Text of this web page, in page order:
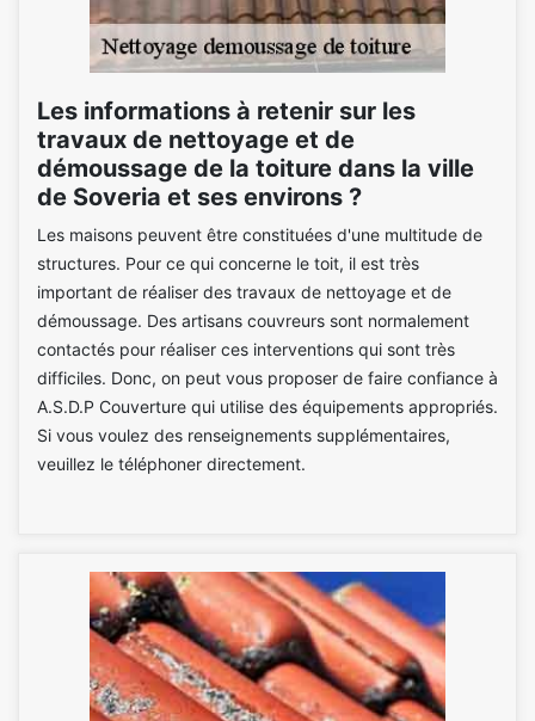
Les informations à retenir sur les
travaux de nettoyage et de
démoussage de la toiture dans la ville
de Soveria et ses environs ?
Les maisons peuvent être constituées d'une multitude de
structures. Pour ce qui concerne le toit, il est très
important de réaliser des travaux de nettoyage et de
démoussage. Des artisans couvreurs sont normalement
contactés pour réaliser ces interventions qui sont très
difficiles. Donc, on peut vous proposer de faire confiance à
A.S.D.P Couverture qui utilise des équipements appropriés.
Si vous voulez des renseignements supplémentaires,
veuillez le téléphoner directement.